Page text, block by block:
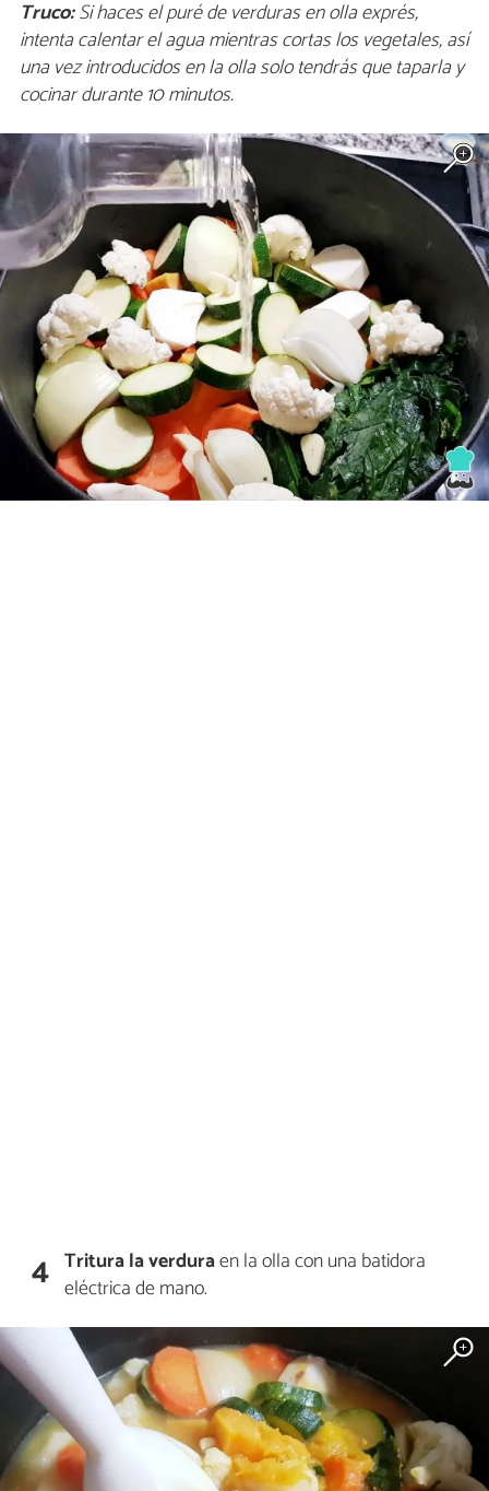
Truco:Si haces el puré de verduras en olla exprés,
intenta calentar el agua mientras cortas los vegetales, así
una vez introducidos en la olla solo tendrás que taparla y
cocinar durante 10 minutos.
4 Tritura la verduraen la olla con una batidora
eléctrica de mano.